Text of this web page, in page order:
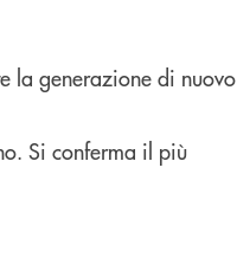
la generazione di nuovo
Si conferma il più